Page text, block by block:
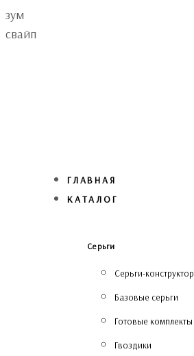
Skip
links
Skip
to
зум
свайп
ГЛАВНАЯ
КАТАЛОГ
Серьги
Серьги-конструктор
Базовые серьги
Готовые комплекты
Гвоздики